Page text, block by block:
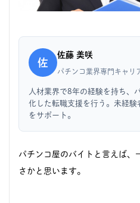
佐
佐藤 美咲
パチンコ業界専門キャリ
人材業界で8年の経験を持ち、
化した転職支援を行う。未経
をサポート。
パチンコ屋のバイトと言えば、
さかと思います。